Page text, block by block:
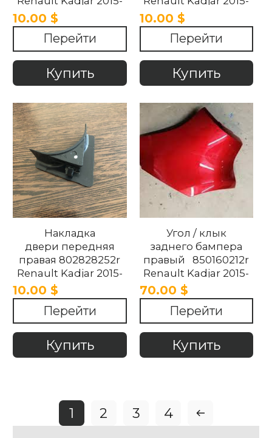
10.00 $
Перейти
Купить
10.00 $
Перейти
Купить
Накладка
двери передняя
правая 802828252r
Renault Kadjar 2015-
10.00 $
Перейти
Купить
Угол / клык
заднего бампера
правый 850160212r
Renault Kadjar 2015-
2018.
70.00 $
Перейти
Купить
1 2 3 4